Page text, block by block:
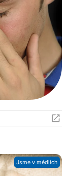
Jsme v médiích